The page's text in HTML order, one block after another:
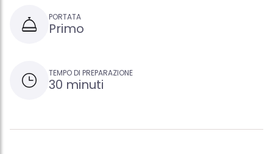
PORTATA
Primo
TEMPO DI PREPARAZIONE
30 minuti